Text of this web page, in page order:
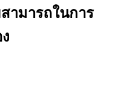
ามารถในการ